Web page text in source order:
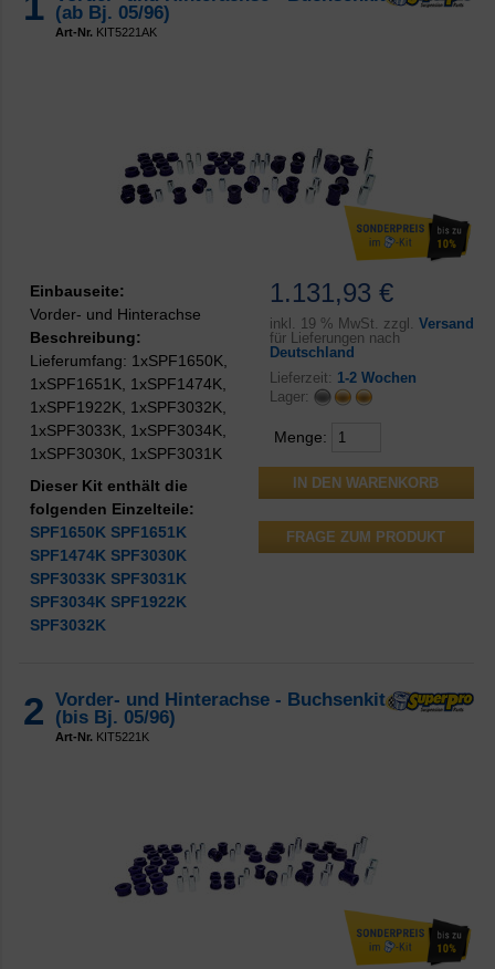
(ab Bj. 05/96)
Art-Nr. KIT5221AK
1.131,93 €
inkl. 19 % MwSt. zzgl. Versand
für Lieferungen nach
Deutschland
Lieferzeit: 1-2 Wochen
Lager:
Menge:
FRAGE ZUM PRODUKT
Einbauseite:
Vorder- und Hinterachse
Beschreibung:
Lieferumfang: 1xSPF1650K,
1xSPF1651K, 1xSPF1474K,
1xSPF1922K, 1xSPF3032K,
1xSPF3033K, 1xSPF3034K,
1xSPF3030K, 1xSPF3031K
Dieser Kit enthält die
folgenden Einzelteile:
SPF1650K SPF1651K
SPF1474K SPF3030K
SPF3033K SPF3031K
SPF3034K SPF1922K
SPF3032K
2 Vorder- und Hinterachse - Buchsenkit
(bis Bj. 05/96)
Art-Nr. KIT5221K